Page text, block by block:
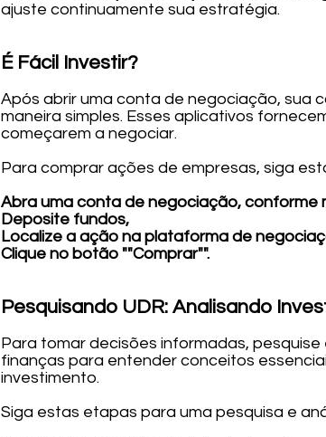
ajuste continuamente sua estratégia.
É Fácil Investir?
Após abrir uma conta de negociação, sua
maneira simples. Esses aplicativos
começarem a negociar.
Para comprar ações de empresas, siga
Abra uma conta de negociação, conforme
Deposite fundos,
Localize a ação na plataforma de
Clique no botão ""Comprar"".
Pesquisando UDR: Analisando
Para tomar decisões informadas,
finanças para entender conceitos
investimento.
Siga estas etapas para uma pesquisa e